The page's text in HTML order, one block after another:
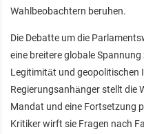
Wahlbeobachtern beruhen.
Die Debatte um die
eine breitere globale
Legitimität und geopolitischen
Regierungsanhänger stellt die
Mandat und eine Fortsetzung
Kritiker wirft sie Fragen nach